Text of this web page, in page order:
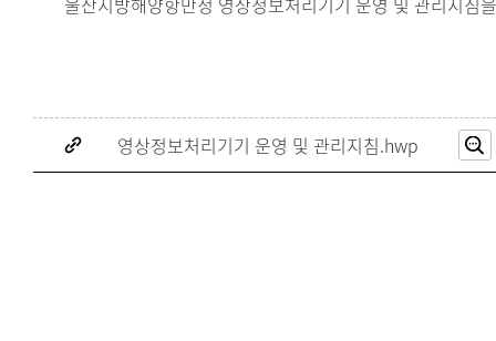
영상정보처리기기 운영 및 관리지침.hwp